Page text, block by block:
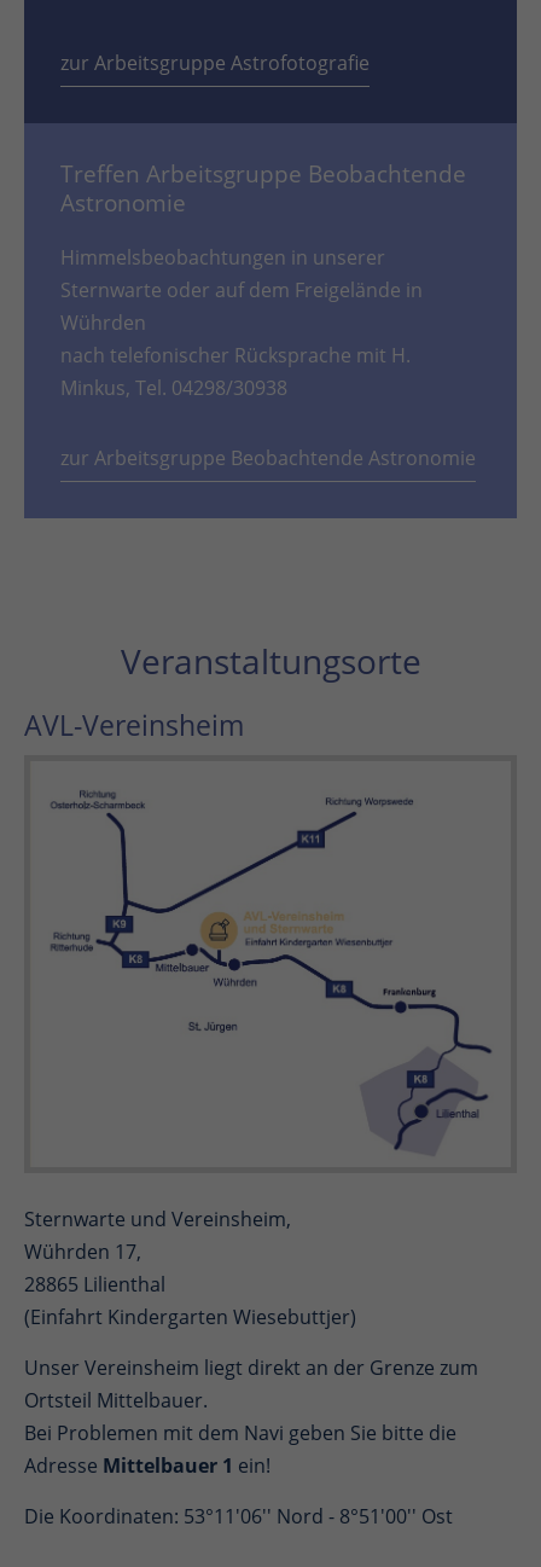
zur Arbeitsgruppe Astrofotografie
Treffen Arbeitsgruppe Beobachtende
Astronomie
Himmelsbeobachtungen in unserer
Sternwarte oder auf dem Freigelände in
Wührden
nach telefonischer Rücksprache mit H.
Minkus, Tel. 04298/30938
zur Arbeitsgruppe Beobachtende Astronomie
Veranstaltungsorte
AVL-Vereinsheim
Sternwarte und Vereinsheim,
Wührden 17,
28865 Lilienthal
(Einfahrt Kindergarten Wiesebuttjer)
Unser Vereinsheim liegt direkt an der Grenze zum
Ortsteil Mittelbauer.
Bei Problemen mit dem Navi geben Sie bitte die
Adresse Mittelbauer 1 ein!
Die Koordinaten: 53°11'06'' Nord - 8°51'00'' Ost